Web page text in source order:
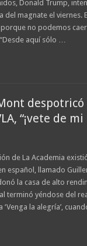
Donald Trump,
del magnate el viernes.
no podemos
aquí sólo …
“¡vete de mi
de La Academia
español, llamado
la casa de alto
terminó yéndose del
‘Venga la alegría’,